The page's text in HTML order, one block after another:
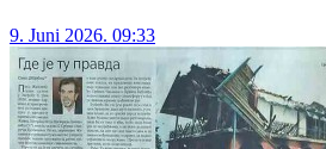
9. Juni 2026. 09:33